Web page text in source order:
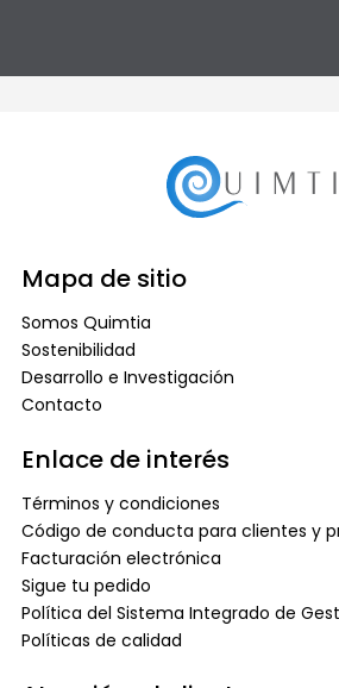
Mapa de sitio
Somos Quimtia
Sostenibilidad
Desarrollo e Investigación
Contacto
Enlace de interés
Términos y condiciones
Código de conducta para clientes y
Facturación electrónica
Sigue tu pedido
Política del Sistema Integrado de
Políticas de calidad